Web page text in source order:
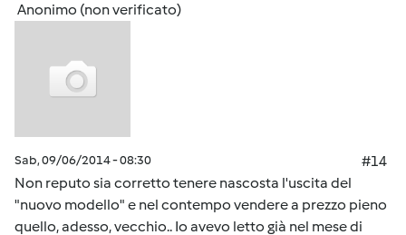
Anonimo (non verificato)
Sab, 09/06/2014 - 08:30
#14
Non reputo sia corretto tenere nascosta l'uscita del
"nuovo modello" e nel contempo vendere a prezzo pieno
quello, adesso, vecchio.. Io avevo letto già nel mese di